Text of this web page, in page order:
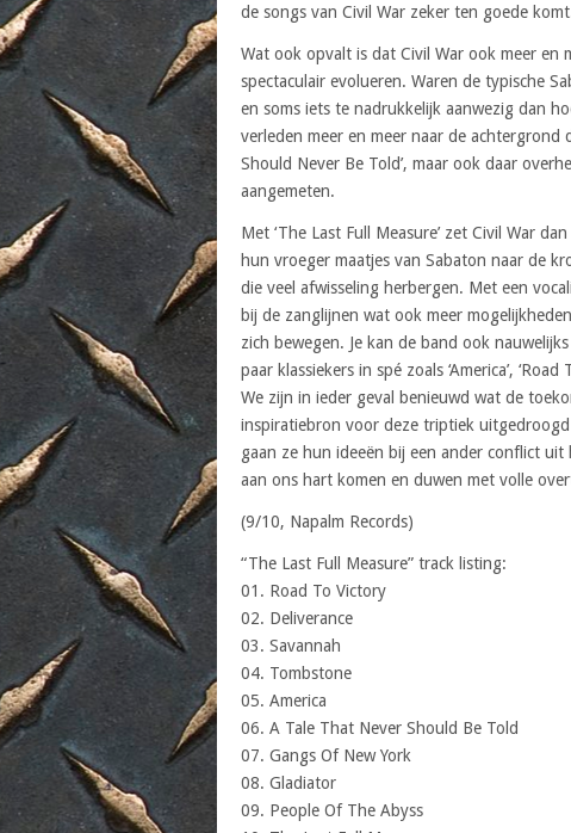
de songs van Civil War zeker ten goede
Wat ook opvalt is dat Civil War ook meer en
spectaculair evolueren. Waren de typische
en soms iets te nadrukkelijk aanwezig dan
verleden meer en meer naar de achtergrond
Should Never Be Told’, maar ook daar
aangemeten.
Met ‘The Last Full Measure’ zet Civil War
hun vroeger maatjes van Sabaton naar de
die veel afwisseling herbergen. Met een
bij de zanglijnen wat ook meer
zich bewegen. Je kan de band ook
paar klassiekers in spé zoals ‘America’,
We zijn in ieder geval benieuwd wat de
inspiratiebron voor deze triptiek
gaan ze hun ideeën bij een ander conflict
aan ons hart komen en duwen met volle
(9/10, Napalm Records)
“The Last Full Measure” track listing:
01. Road To Victory
02. Deliverance
03. Savannah
04. Tombstone
05. America
06. A Tale That Never Should Be Told
07. Gangs Of New York
08. Gladiator
09. People Of The Abyss